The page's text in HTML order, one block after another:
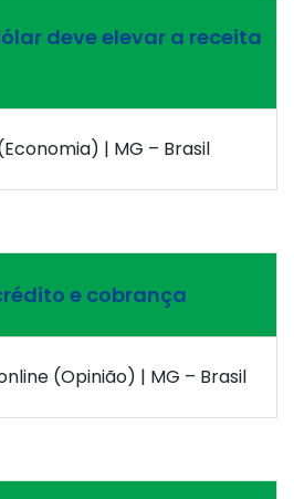
deve elevar a receita
| MG – Brasil
e cobrança
(Opinião) | MG – Brasil